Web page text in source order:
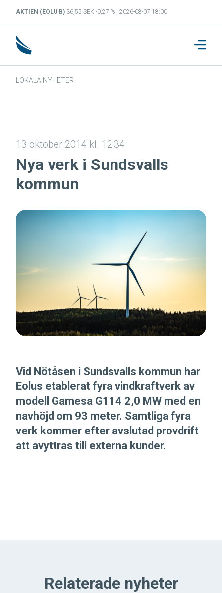
AKTIEN (EOLU B) 36,55 SEK -0,27 % | 2026-08-07 18:00
LOKALA NYHETER
13 oktober 2014 kl. 12:34
Nya verk i Sundsvalls
kommun
Vid Nötåsen i Sundsvalls kommun har
Eolus etablerat fyra vindkraftverk av
modell Gamesa G114 2,0 MW med en
navhöjd om 93 meter. Samtliga fyra
verk kommer efter avslutad provdrift
att avyttras till externa kunder.
Relaterade nyheter